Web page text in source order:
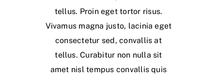
tellus. Proin eget tortor risus.
Vivamus magna justo, lacinia eget
consectetur sed, convallis at
tellus. Curabitur non nulla sit
amet nisl tempus convallis quis